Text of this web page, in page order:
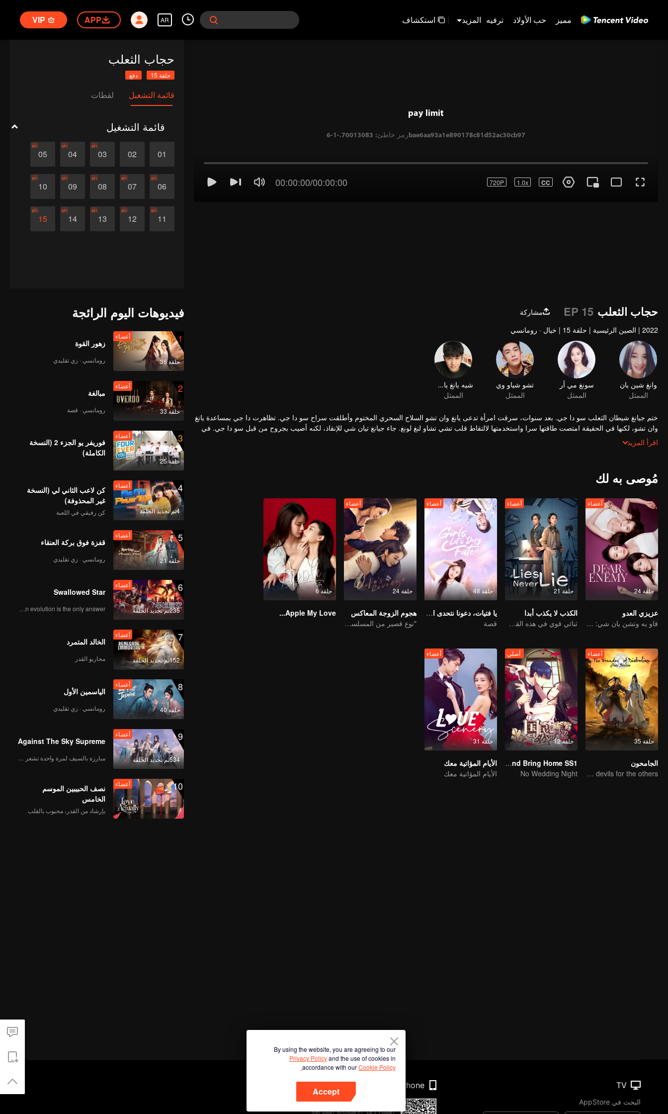
مميز حب الأولاد ترفيه المزيد | استكشاف AR
APP
VIP
حجاب الثعلب
حلقة 15 دفع
قائمة التشغيل لقطات
قائمة التشغيل
01
02
03
دفع
04
دفع
05
دفع
06
دفع
07
دفع
08
دفع
09
دفع
10
دفع
11
دفع
12
دفع
13
دفع
14
دفع
15
دفع
حجاب الثعلب EP 15
مشاركة
2022
| الصين الرئيسية | حلقة 15 | خيال · رومانسي
ختم جيانغ شيطان الثعلب سو دا جي. بعد سنوات، سرقت امرأة تدعى يانغ وان تشو السلاح السحري المختوم وأطلقت سراح سو دا جي. تظاهرت دا جي بمساعدة يانغ
وان تشو، لكنها في الحقيقة امتصت طاقتها سرا واستخدمتها لالتقاط قلب تشي تشاو لنغ لونغ. جاء جيانغ تيان شي للإنقاذ، لكنه أصيب بجروح من قبل سو دا جي. في
اللحظة الحرجة، أيقظت يانغ وان تشو روحها واتخذت خيارًا...
اقرأ المزيد
مُوصى به لك
حلقة 24
أعضاء
عزيزي العدو
قاو يه وتشن يان شي: من أفضل الأصدقاء إلى أعداء لدودين
حلقة 21
أعضاء
الكذب لا يكذب أبدا
ثنائي قوي في هذه القضية! لا يوجد سر يبقى مخفيًا
حلقة 48
أعضاء
يا فتيات، دعونا نتحدى القدر
قصة
حلقة 24
أعضاء
هجوم الزوجة المعاكس
"نوع قصير من المسلسل التلفزيوني "إغراء العودة إلى المنزل
حلقة 6
Apple My Love...
حلقة 35
أعضاء
الجامحون
The youth from clan of cultivators killed the devils for the others
حلقة 12
أصلي
National Husband Bring Home SS1
No Wedding Night
حلقة 31
أعضاء
الأيام المؤاتية معك
الأيام المؤاتية معك
فيديوهات اليوم الرائجة
1
حلقة 36
أعضاء
زهور القوة
رومانسي · زي تقليدي
2
حلقة 33
أعضاء
مبالغة
رومانسي · قصة
3
حلقة 25
أعضاء
فوريفر يو الجزء 2 (النسخة
الكاملة)
4
4تم تجديد الحلقة
أعضاء
كن لاعب الثاني لي (النسخة
غير المحذوفة)
كن رفيقي في اللعبة
5
حلقة 21
أعضاء
قفزة فوق بركة العنقاء
رومانسي · زي تقليدي
6
235تم تجديد الحلقة
أعضاء
Swallowed Star
Human evolution is the only answer.
7
152تم تجديد الحلقة
أعضاء
الخالد المتمرد
محاربو القدر
8
حلقة 40
أعضاء
الياسمين الأول
رومانسي · زي تقليدي
9
534تم تجديد الحلقة
أعضاء
Against The Sky Supreme
10 أعضاء
نصف الحبيبين الموسم
الخامس
بإرشاد من القدر، محبوب بالقلب
By using the website, you are agreeing to our
Privacy Policyand the use of cookies in
accordance with ourCookie Policy.
Accept
TV
البحث في AppStore
Phone
امسح رمز الاستجابة السريعة